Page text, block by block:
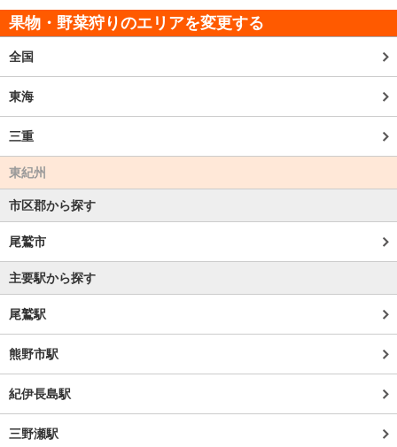
果物・野菜狩りのエリアを変更する
全国
東海
三重
東紀州
市区郡から探す
尾鷲市
主要駅から探す
尾鷲駅
熊野市駅
紀伊長島駅
三野瀬駅